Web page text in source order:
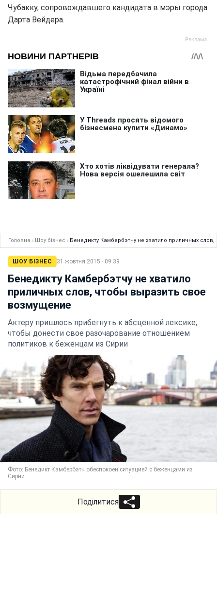
Чубакку, сопровождавшего кандидата в мэры города
Дарта Вейдера.
Головна › Шоу бізнес › Бенедикту Камбербэтчу не хватило приличных
ШОУ БІЗНЕС 31 жовтня 2015 · 09:39
Бенедикту Камбербэтчу не хватило
приличных слов, чтобы выразить свое
возмущение
Актеру пришлось прибегнуть к абсценной лексике,
чтобы донести свое разочарование отношением
политиков к беженцам из Сирии
Фото: Бенедикт Камбербэтч обеспокоен ситуацией с беженцами из
Сирии
Поділитися